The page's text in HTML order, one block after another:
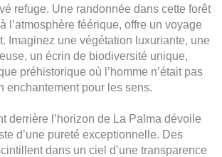
refuge. Une randonnée dans cette forêt
l’atmosphère féérique, offre un voyage
Imaginez une végétation luxuriante, une
un écrin de biodiversité unique,
préhistorique où l’homme n’était pas
enchantement pour les sens.
derrière l’horizon de La Palma dévoile
d’une pureté exceptionnelle. Des
dans un ciel d’une transparence